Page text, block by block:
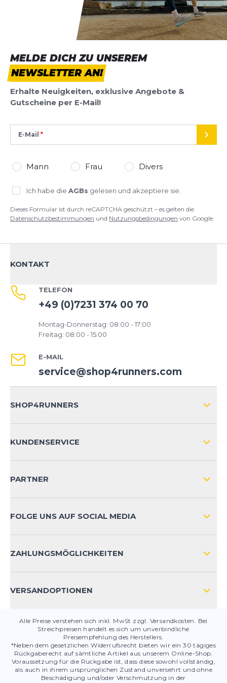
Geringer Drop für flüssiges Abrollverhalten
FootShape™ Zehenbox für natürliche Stabilität
Griffige Außensohle für vielseitige Trails
Atmungsaktives, schützendes Obermaterial
Ideal für Trail-Einsteiger und gemischte
Untergründe
Vielseitig einsetzbarer Trailschuh
Fazit:
Der Altra Experience Wild 3+ kombiniert
und ist perfekt für abwechslungsreiche Offroad-
Abenteuer.
Dieses Formular ist durch reCAPTCHA geschützt – es gelten die
Datenschutzbestimmungenund
Google.
MELDE DICH ZU UNSEREM
NEWSLETTER AN!
Erhalte Neuigkeiten, exklusive Angebote &
Gutscheine per E-Mail!
E-Mail
Mann Frau Divers
Ich habe die AGBs gelesen und akzeptiere sie.
Dieses Formular ist durch reCAPTCHA geschützt – es gelten die
Datenschutzbestimmungen und Nutzungsbedingungen von Google.
KONTAKT
TELEFON
+49 (0)7231 374 00 70
Montag-Donnerstag: 08:00 - 17:00
Freitag: 08:00 - 15:00
E-MAIL
service@shop4runners.com
SHOP4RUNNERS
KUNDENSERVICE
KONTAKT
PRODUKTSICHERHEIT
PARTNER
FOLGE UNS AUF SOCIAL MEDIA
ZAHLUNGSMÖGLICHKEITEN
VERSANDOPTIONEN
Alle Preise verstehen sich inkl. MwSt zzgl. Versandkosten. Bei
Streichpreisen handelt es sich um unverbindliche
Preisempfehlung des Herstellers.
*Neben dem gesetzlichen Widerrufsrecht bieten wir ein 30 tägiges
Rückgaberecht auf sämtliche Artikel aus unserem Online-Shop.
Voraussetzung für die Rückgabe ist, dass diese sowohl vollständig,
als auch in ihrem ursprünglichen Zustand unversehrt und ohne
Beschädigung und/oder Verschmutzung in der